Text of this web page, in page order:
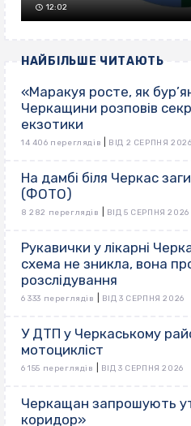
12:02
НАЙБІЛЬШЕ ЧИТАЮТЬ
«Маракуя росте, як
Черкащини розповів
екзотики
14 406 переглядів ВІД 2 СЕРПНЯ 2026
На дамбі біля Черкас
(ФОТО)
8 282 переглядів ВІД 5 СЕРПНЯ 2026
Рукавички у лікарні
схема не зникла, вона
розслідування
6 333 переглядів ВІД 3 СЕРПНЯ 2026
У ДТП у Черкаському
мотоцикліст
6 155 переглядів ВІД 3 СЕРПНЯ 2026
Черкащан запрошують
коридор»